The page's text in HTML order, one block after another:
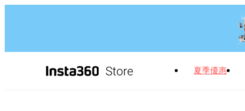
夏季優惠